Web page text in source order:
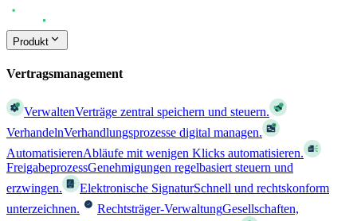
Produkt
Vertragsmanagement
VerwaltenVerträge zentral speichern und steuern.
VerhandelnVerhandlungsprozesse digital managen.
AutomatisierenAbläufe mit wenigen Klicks automatisieren.
FreigabeprozessGenehmigungen regelbasiert steuern und
erzwingen.
Elektronische SignaturSchnell und rechtskonform
unterzeichnen.
Rechtsträger-VerwaltungGesellschaften,